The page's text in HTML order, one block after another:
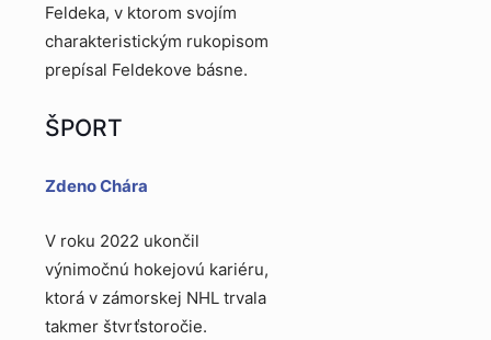
Feldeka, v ktorom svojím
charakteristickým rukopisom
prepísal Feldekove básne.
ŠPORT
Zdeno Chára
V roku 2022 ukončil
výnimočnú hokejovú kariéru,
ktorá v zámorskej NHL trvala
takmer štvrťstoročie.